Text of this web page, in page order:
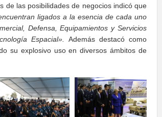
de las posibilidades de negocios indicó que
ligados a la esencia de cada uno
Defensa, Equipamientos y Servicios
Espacial». Además destacó como
su explosivo uso en diversos ámbitos de